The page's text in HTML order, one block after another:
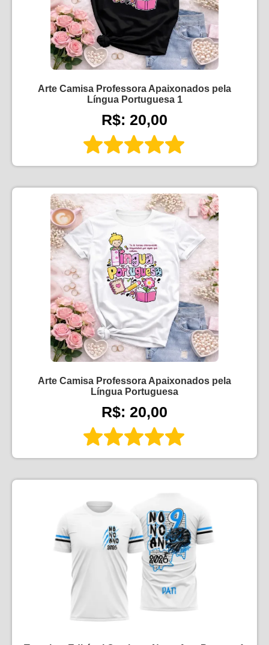
Arte Camisa Professora Apaixonados pela
Língua Portuguesa 1
R$: 20,00
Arte Camisa Professora Apaixonados pela
Língua Portuguesa
R$: 20,00